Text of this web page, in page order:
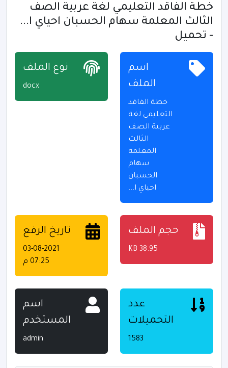
خطة الفاقد التعليمي لغة عربية الصف
الثالث المعلمة سهام الحسبان احياي ا...
- تحميل
اسم
الملف
خطة الفاقد
التعليمي لغة
عربية الصف
الثالث
المعلمة
سهام
الحسبان
احياي ا...
نوع الملف
docx
حجم الملف
38.95 KB
تاريخ الرفع
03-08-2021
07:25 م
عدد
التحميلات
1583
اسم
المستخدم
admin